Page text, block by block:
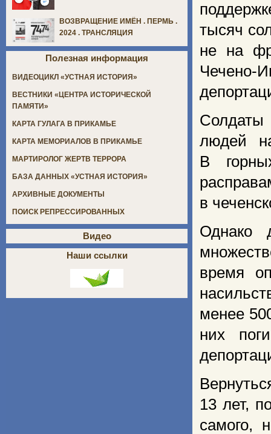
тысяч
не на
Чечено-
Солдаты
людей
В
в
Однако
время
менее
них
13 лет,
самого,
ВОЗВРАЩЕНИЕ ИМЁН . ПЕРМЬ .
2024 . ТРАНСЛЯЦИЯ
Полезная информация
ВИДЕОЦИКЛ «УСТНАЯ ИСТОРИЯ»
ВЕСТНИКИ «ЦЕНТРА ИСТОРИЧЕСКОЙ
ПАМЯТИ»
КАРТА ГУЛАГА В ПРИКАМЬЕ
КАРТА МЕМОРИАЛОВ В ПРИКАМЬЕ
МАРТИРОЛОГ ЖЕРТВ ТЕРРОРА
БАЗА ДАННЫХ «УСТНАЯ ИСТОРИЯ»
АРХИВНЫЕ ДОКУМЕНТЫ
ПОИСК РЕПРЕССИРОВАННЫХ
Видео
Наши ссылки